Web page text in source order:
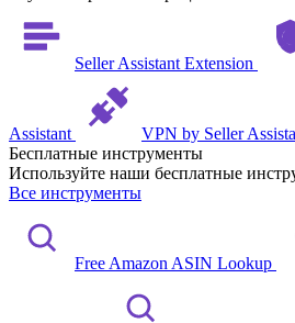
Seller Assistant Extension
Assistant
VPN by Seller
Бесплатные инструменты
Используйте наши бесплатные
Все инструменты
Free Amazon ASIN Lookup